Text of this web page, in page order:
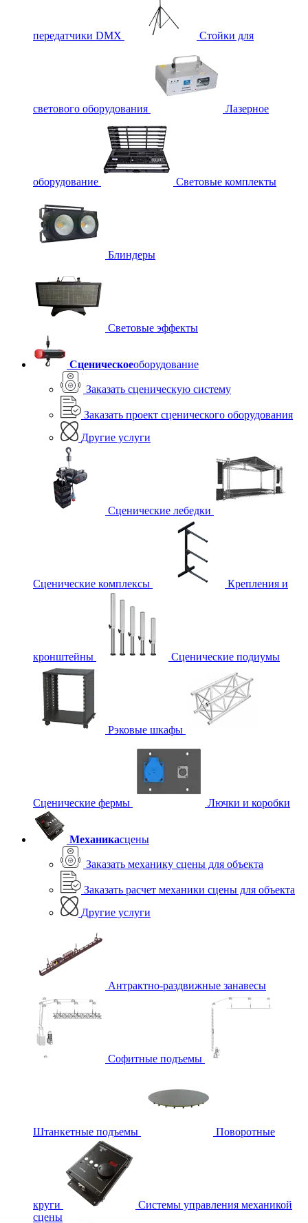
передатчики DMX Стойки для
светового оборудования Лазерное
оборудование Световые комплекты
Блиндеры
Световые эффекты
Сценическоеоборудование
Заказать сценическую систему
Заказать проект сценического оборудования
Другие услуги
Сценические лебедки
Сценические комплексы Крепления и
кронштейны Сценические подиумы
Рэковые шкафы
Сценические фермы Лючки и коробки
Механикасцены
Заказать механику сцены для объекта
Заказать расчет механики сцены для объекта
Другие услуги
Антрактно-раздвижные занавесы
Софитные подъемы
Штанкетные подъемы Поворотные
круги
Системы управления механикой
сцены